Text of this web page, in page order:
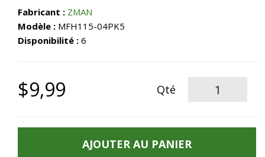
Fabricant : ZMAN
Modèle : MFH115-04PK5
Disponibilité : 6
$9,99 Qté
AJOUTER AU PANIER